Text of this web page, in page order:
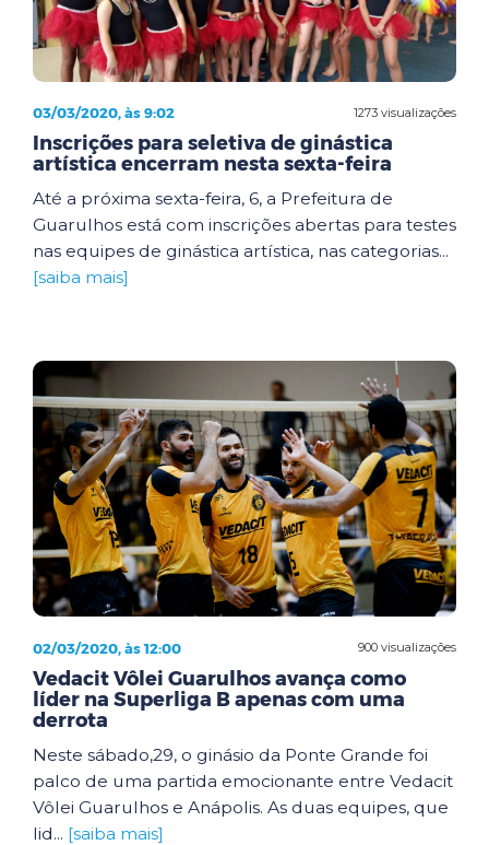
1273 visualizações
03/03/2020, às 9:02
Inscrições para seletiva de ginástica
artística encerram nesta sexta-feira
Até a próxima sexta-feira, 6, a Prefeitura de
Guarulhos está com inscrições abertas para testes
nas equipes de ginástica artística, nas categorias...
[saiba mais]
900 visualizações
02/03/2020, às 12:00
Vedacit Vôlei Guarulhos avança como
líder na Superliga B apenas com uma
derrota
Neste sábado,29, o ginásio da Ponte Grande foi
palco de uma partida emocionante entre Vedacit
Vôlei Guarulhos e Anápolis. As duas equipes, que
lid... [saiba mais]